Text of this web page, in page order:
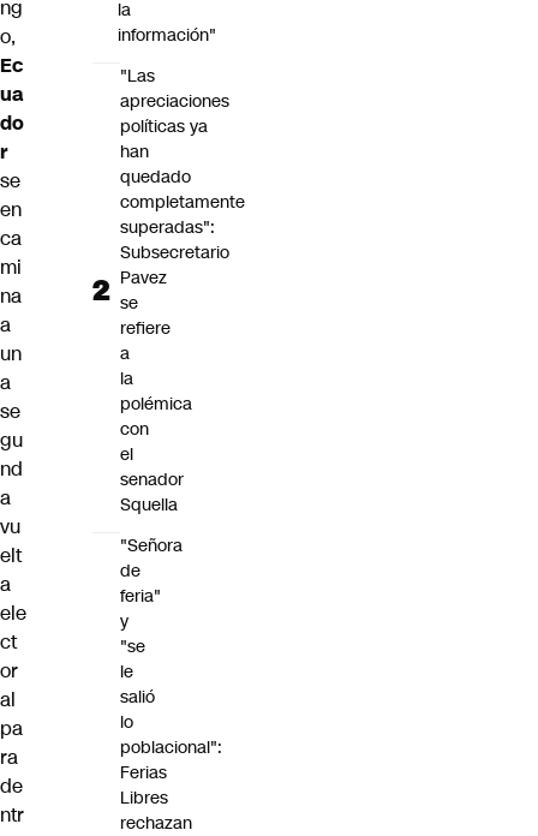
ng
o,
Ec
ua
do
r
se
en
ca
mi
na
a
un
a
se
gu
nd
a
vu
elt
a
ele
ct
or
al
pa
ra
de
ntr
la
información"
"Las
apreciaciones
políticas ya
han
quedado
completamente
superadas":
Subsecretario
Pavez
se
refiere
a
la
polémica
con
el
senador
Squella
"Señora
de
feria"
y
"se
le
salió
lo
poblacional":
Ferias
Libres
rechazan